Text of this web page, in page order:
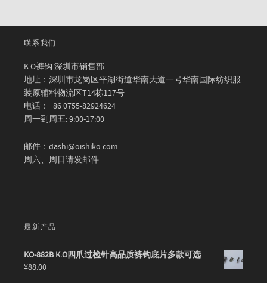
联系我们
K.O裤钩 深圳市销售部
地址：深圳市龙岗区平湖街道华南大道一号华南国际纺织服
装原辅料物流区T14栋117号
电话：+86 0755-82924624
周一到周五: 9:00-17:00
邮件：dashi@oishiko.com
周六、周日请发邮件
最新产品
KO-882B K.O四爪过检针高品质裤钩底片多款可选
¥88.00